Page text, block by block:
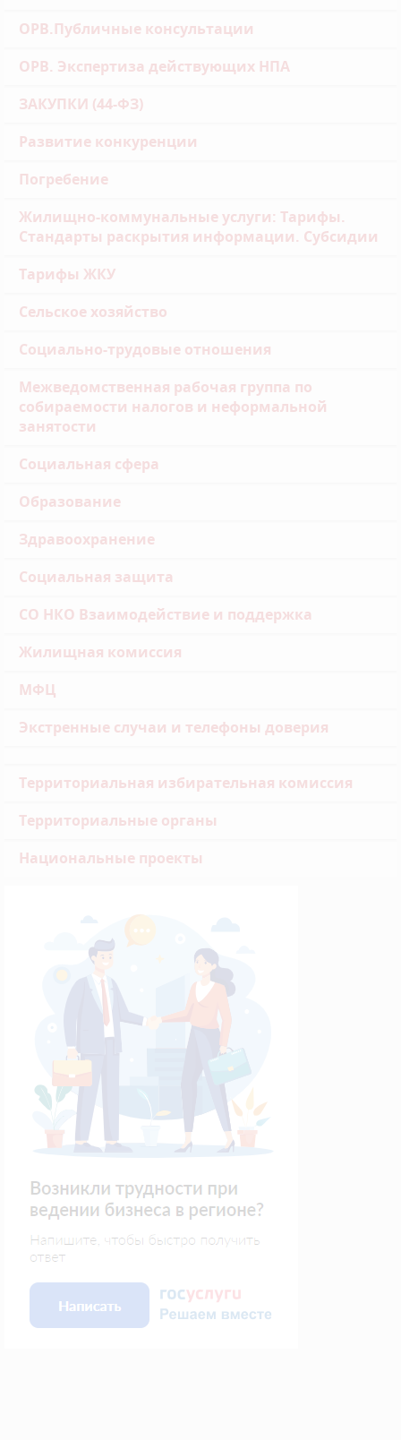
ОРВ.Публичные консультации
ОРВ. Экспертиза действующих НПА
ЗАКУПКИ (44-ФЗ)
Развитие конкуренции
Погребение
Жилищно-коммунальные услуги: Тарифы.
Стандарты раскрытия информации. Субсидии
Тарифы ЖКУ
Сельское хозяйство
Социально-трудовые отношения
Межведомственная рабочая группа по
собираемости налогов и неформальной
занятости
Социальная сфера
Образование
Здравоохранение
Социальная защита
СО НКО Взаимодействие и поддержка
Жилищная комиссия
МФЦ
Экстренные случаи и телефоны доверия
Территориальная избирательная комиссия
Территориальные органы
Национальные проекты